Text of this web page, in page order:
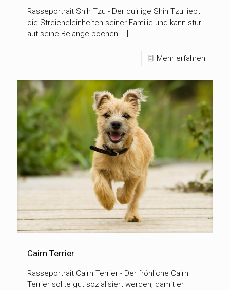
Rasseportrait Shih Tzu - Der quirlige Shih Tzu liebt
die Streicheleinheiten seiner Familie und kann stur
auf seine Belange pochen […]
Mehr erfahren
Cairn Terrier
Rasseportrait Cairn Terrier - Der fröhliche Cairn
Terrier sollte gut sozialisiert werden, damit er